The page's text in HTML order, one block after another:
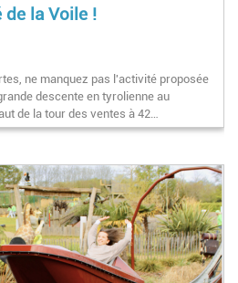
de la Voile !
ne manquez pas l'activité proposée
descente en tyrolienne au
de la tour des ventes à 42…